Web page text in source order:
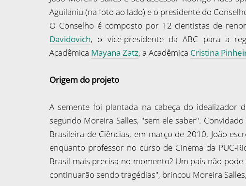
Aguilaniu (na foto ao lado) e o presidente do
O Conselho é composto por 12 cientistas de
Davidovich, o vice-presidente da ABC para a
Acadêmica Mayana Zatz, a Acadêmica Cristina
Origem do projeto
A semente foi plantada na cabeça do idealizador
segundo Moreira Salles, "sem ele saber".
Brasileira de Ciências, em março de 2010, João
enquanto professor no curso de Cinema da PUC-
Brasil mais precisa no momento? Um país não
continuarão sendo tragédias", brincou Moreira